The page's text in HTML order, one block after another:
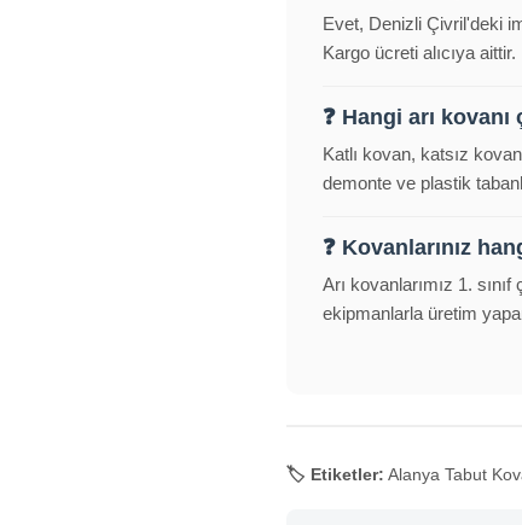
Evet, Denizli Çivril'deki
Kargo ücreti alıcıya aittir.
❓ Hangi arı
Katlı kovan, katsız
demonte ve plastik
❓ Kovanlarınız
Arı kovanlarımız 1.
ekipmanlarla üretim
🏷️ Etiketler: Alanya Tabut